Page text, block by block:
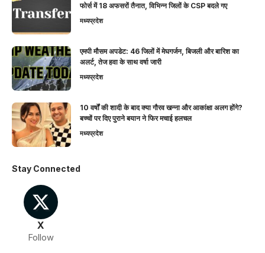
फोर्स में 18 अफसरों तैनात, विभिन्न जिलों के CSP बदले गए
मध्यप्रदेश
एमपी मौसम अपडेट: 46 जिलों में मेघगर्जन, बिजली और बारिश का
अलर्ट, तेज हवा के साथ वर्षा जारी
मध्यप्रदेश
10 वर्षों की शादी के बाद क्या गौरव खन्ना और आकांक्षा अलग होंगे?
बच्चों पर दिए पुराने बयान ने फिर मचाई हलचल
मध्यप्रदेश
Stay Connected
X
Follow